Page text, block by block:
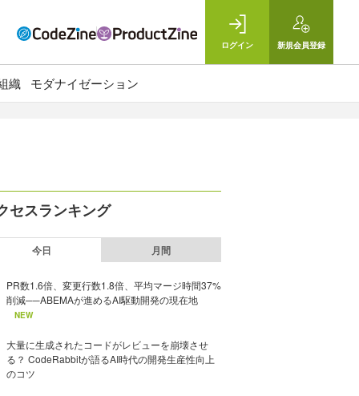
ログイン 新規会員登録
織 モダナイゼーション
セスランキング
今日 月間
PR数1.6倍、変更行数1.8倍、平均マージ時間37%
削減──ABEMAが進めるAI駆動開発の現在地
NEW
大量に生成されたコードがレビューを崩壊させ
る？ CodeRabbitが語るAI時代の開発生産性向上
のコツ